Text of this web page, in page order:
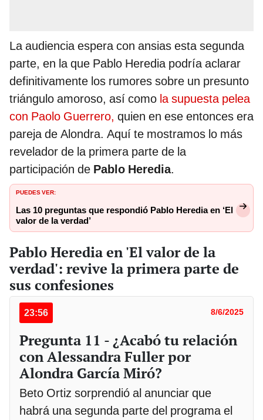
La audiencia espera con ansias esta segunda
parte, en la que Pablo Heredia podría aclarar
definitivamente los rumores sobre un presunto
triángulo amoroso, así como la supuesta pelea
con Paolo Guerrero, quien en ese entonces era
pareja de Alondra. Aquí te mostramos lo más
revelador de la primera parte de la
participación de Pablo Heredia.
PUEDES VER:
Las 10 preguntas que respondió Pablo Heredia en ‘El
valor de la verdad’
Pablo Heredia en 'El valor de la
verdad': revive la primera parte de
sus confesiones
23:56 8/6/2025
Pregunta 11 - ¿Acabó tu relación
con Alessandra Fuller por
Alondra García Miró?
Beto Ortiz sorprendió al anunciar que
habrá una segunda parte del programa el